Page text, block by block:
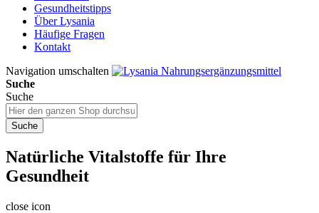
Gesundheitstipps
Über Lysania
Häufige Fragen
Kontakt
Navigation umschalten
Suche
Suche
Suche
Natürliche Vitalstoffe für Ihre
Gesundheit
close icon